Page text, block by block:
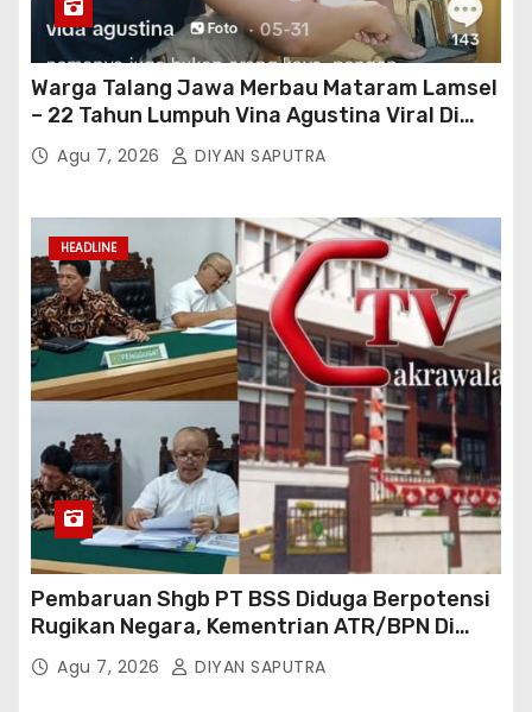
Warga Talang Jawa Merbau Mataram Lamsel
– 22 Tahun Lumpuh Vina Agustina Viral Di
Tiktok Inginkan Kursi Roda Listrik, Kepala
Perwakilan Provinsi Lampung Media
Bertindak
Agu 7, 2026 DIYAN SAPUTRA
HEADLINE
Pembaruan Shgb PT BSS Diduga Berpotensi
Rugikan Negara, Kementrian ATR/BPN Di
Gugat Di PTUN Jakarta
Agu 7, 2026 DIYAN SAPUTRA